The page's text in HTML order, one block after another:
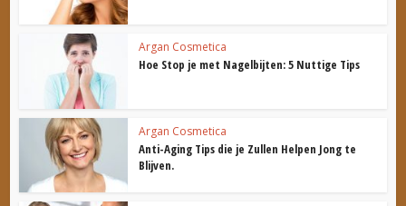
Argan Cosmetica
Hoe Stop je met Nagelbijten: 5 Nuttige Tips
Argan Cosmetica
Anti-Aging Tips die je Zullen Helpen Jong te
Blijven.